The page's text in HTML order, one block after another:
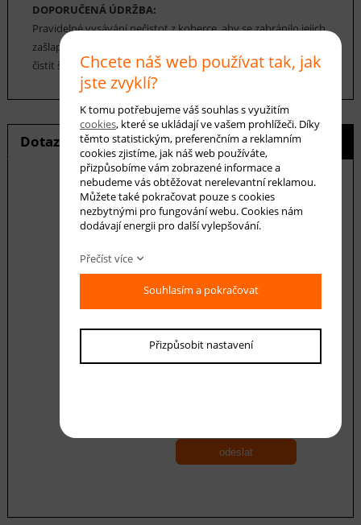
DOPORUČENÁ ÚDRŽBA:
Pravidelné vysávání nečistot z koberce, aby se zabránilo jejich
zašlapání do koberce. Cca jednou za 12-18 měsíců je možné
čistit šamponováním.
Dotaz na produkt Hlídání ceny
E-mail *
odeslat
Chcete náš web používat tak, jak
jste zvyklí?
K tomu potřebujeme váš souhlas s využitím
cookies, které se ukládají ve vašem prohlížeči. Díky
těmto statistickým, preferenčním a reklamním
cookies zjistíme, jak náš web používáte,
přizpůsobíme vám zobrazené informace a
nebudeme vás obtěžovat nerelevantní reklamou.
Můžete také pokračovat pouze s cookies
nezbytnými pro fungování webu. Cookies nám
dodávají energii pro další vylepšování.
Přečíst více
Souhlasím a pokračovat
Přizpůsobit nastavení